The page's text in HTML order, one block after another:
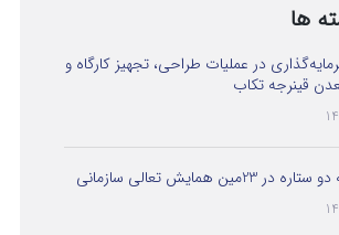
ها
در عملیات طراحی، تجهیز کارگاه و
قینرجه تکاب
همایش تعالی سازمانی